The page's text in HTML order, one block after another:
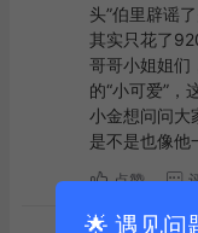
头”伯里辟谣
其实只花了
哥哥小姐姐们
的“小可爱”，
小金想问问大
是不是也像他
点赞
🌟 遇见问